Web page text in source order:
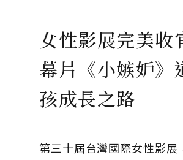
女性影展完美收
幕片《小嫉妒》
孩成長之路
第三十屆台灣國際女性影展